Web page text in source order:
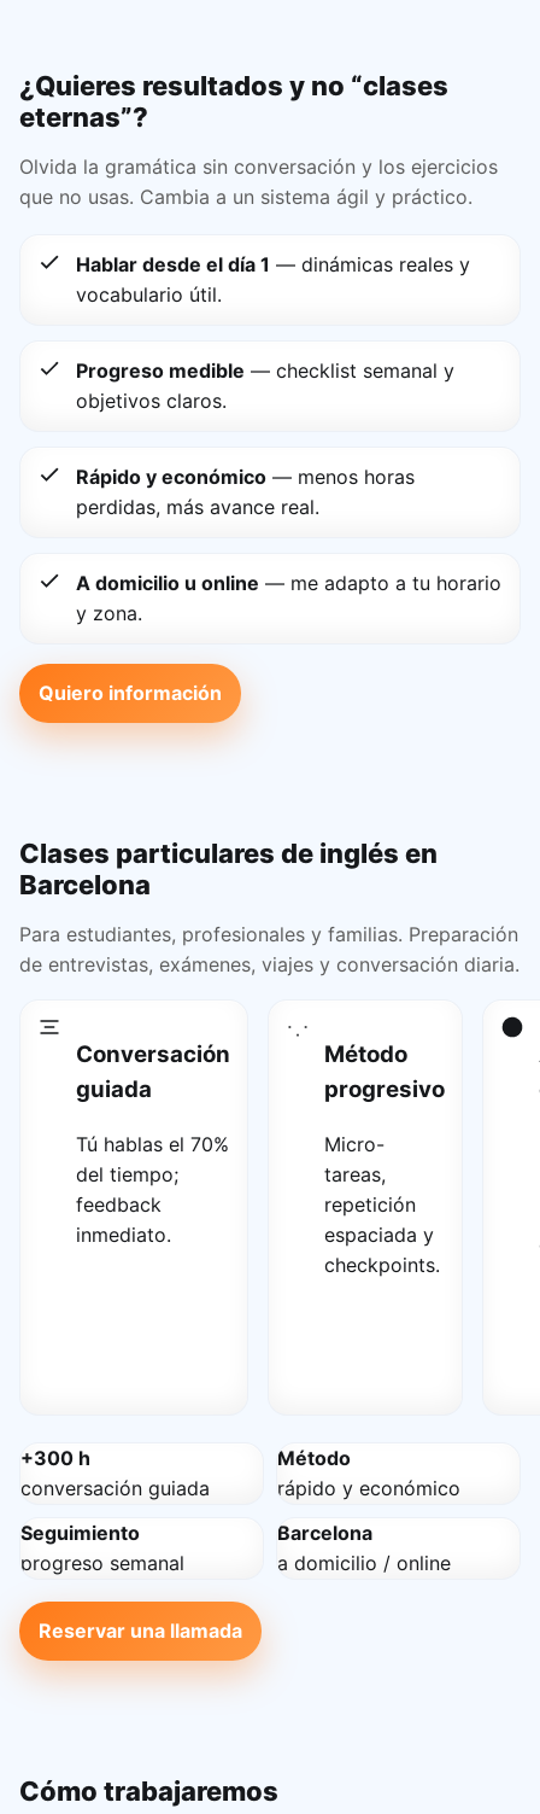
¿Quieres resultados y no “clases
eternas”?
Olvida la gramática sin conversación y los ejercicios
que no usas. Cambia a un sistema ágil y práctico.
Hablar desde el día 1 — dinámicas reales y
vocabulario útil.
Progreso medible — checklist semanal y
objetivos claros.
Rápido y económico — menos horas
perdidas, más avance real.
A domicilio u online — me adapto a tu horario
y zona.
Quiero información
Clases particulares de inglés en
Barcelona
Para estudiantes, profesionales y familias. Preparación
de entrevistas, exámenes, viajes y conversación diaria.
Conversación
guiada
Tú hablas el 70%
del tiempo;
feedback
inmediato.
Método
progresivo
Micro-
tareas,
repetición
espaciada y
checkpoints.
+300 h
conversación guiada
Método
rápido y económico
Seguimiento
progreso semanal
Barcelona
a domicilio / online
Reservar una llamada
Cómo trabajaremos